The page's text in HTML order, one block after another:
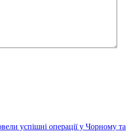
успішні операції у Чорному та